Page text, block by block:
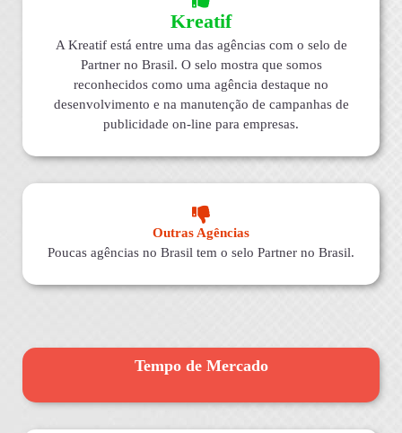
Kreatif
A Kreatif está entre uma das agências com o selo de
Partner no Brasil. O selo mostra que somos
reconhecidos como uma agência destaque no
desenvolvimento e na manutenção de campanhas de
publicidade on-line para empresas.
Outras Agências
Poucas agências no Brasil tem o selo Partner no Brasil.
Tempo de Mercado